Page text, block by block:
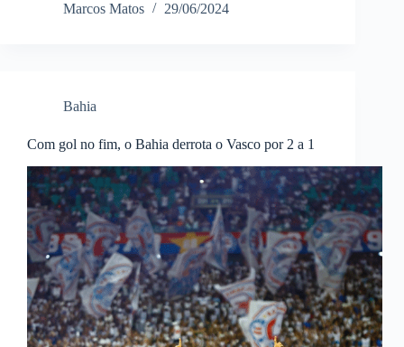
Marcos Matos
29/06/2024
Bahia
Com gol no fim, o Bahia derrota o Vasco por 2 a 1